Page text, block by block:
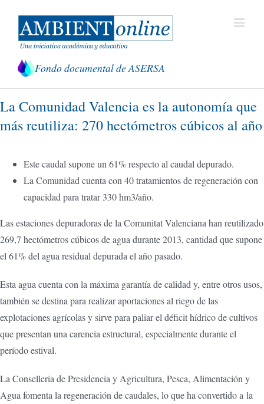
contenido
Fondo documental de ASERSA
La Comunidad Valencia es la autonomía que
más reutiliza: 270 hectómetros cúbicos al año
Este caudal supone un 61% respecto al caudal depurado.
La Comunidad cuenta con 40 tratamientos de regeneración con
capacidad para tratar 330 hm3/año.
Las estaciones depuradoras de la Comunitat Valenciana han reutilizado
269,7 hectómetros cúbicos de agua durante 2013, cantidad que supone
el 61% del agua residual depurada el año pasado.
Esta agua cuenta con la máxima garantía de calidad y, entre otros usos,
también se destina para realizar aportaciones al riego de las
explotaciones agrícolas y sirve para paliar el déficit hídrico de cultivos
que presentan una carencia estructural, especialmente durante el
período estival.
La Conselleria de Presidencia y Agricultura, Pesca, Alimentación y
Agua fomenta la regeneración de caudales, lo que ha convertido a la